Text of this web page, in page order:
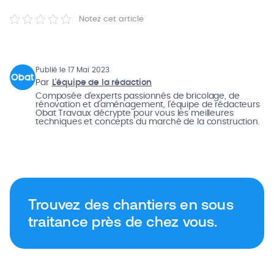
Notez cet article
Publié le 17 Mai 2023
Par L'équipe de la rédaction
Composée d'experts passionnés de bricolage, de
rénovation et d'aménagement, l'équipe de rédacteurs
Obat Travaux décrypte pour vous les meilleures
techniques et concepts du marché de la construction.
Trouvez des chantiers en sous
traitance près de chez vous.